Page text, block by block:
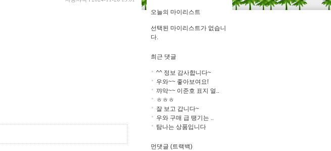
오늘의 마이리스트
선택된 마이리스트가 없습니
다.
최근 댓글
^^ 정보 감사합니다~
우와~~ 좋아보여요!
꺄악~~ 이준호 표지 얼..
ㅎㅎㅎ
잘 보고 갑니다~
우와 구매 급 땡기는 ..
탐나는 상품입니다
먼댓글 (트랙백)